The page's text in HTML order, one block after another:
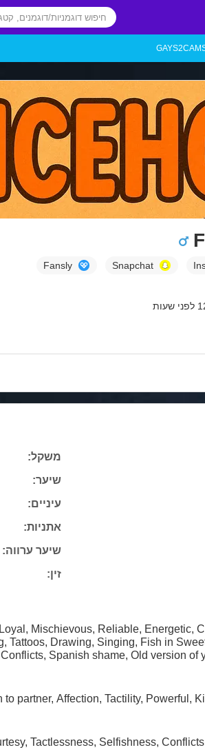
Snapchat
Fansly
משקל:
שיער:
עיניים:
אתניות:
שיער ערווה:
זין:
Spanish shame, Old version of
to partner, Affection, Tactility, Powerful,
Tactlessness, Selfishness,